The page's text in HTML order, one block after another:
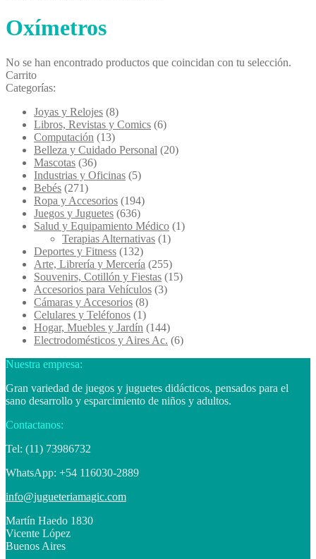
Oxímetros
No se han encontrado productos que coincidan con tu selección.
Carrito
Categorías:
Joyas y Relojes (8)
Libros, Revistas y Comics (6)
Computación (13)
Belleza y Cuidado Personal (20)
Mascotas (36)
Industrias y Oficinas (5)
Bebés (271)
Ropa y Accesorios (194)
Juegos y Juguetes (636)
Salud y Equipamiento Médico (1)
Terapias Alternativas (1)
Deportes y Fitness (132)
Arte, Librería y Mercería (255)
Souvenirs, Cotillón y Fiestas (15)
Accesorios para Vehículos (3)
Cámaras y Accesorios (8)
Celulares y Teléfonos (1)
Hogar, Muebles y Jardín (144)
Electrodomésticos y Aires Ac. (6)
Nuestra empresa:
Gran variedad de juegos y juguetes didácticos, pensados para el
sano desarrollo y esparcimiento de niños y adultos.
Contactanos:
Tel: (11) 73986732
WhatsApp: +54 116030-2889
info@jugueteriamagic.com
Martín Haedo 1830
Vicente López
Buenos Aires